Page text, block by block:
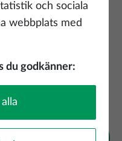
och sociala
webbplats med
du godkänner: